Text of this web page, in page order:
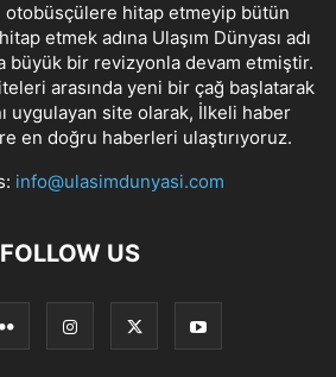
otobüsçülere hitap etmeyip bütün
etmek adına Ulaşım Dünyası adı
büyük bir revizyonla devam etmiştir.
arasında yeni bir çağ başlatarak
uygulayan site olarak, İlkeli haber
en doğru haberleri ulaştırıyoruz.
info@ulasimdunyasi.com
FOLLOW US